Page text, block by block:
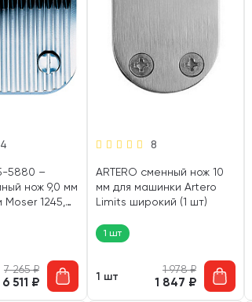
5880 –
нож 9,0 мм
1245,
7 265₽
6 511 ₽
8
ARTERO сменный нож 10
мм для машинки Artero
Limits широкий (1 шт)
1 шт
1 шт
1 978₽
1 847 ₽